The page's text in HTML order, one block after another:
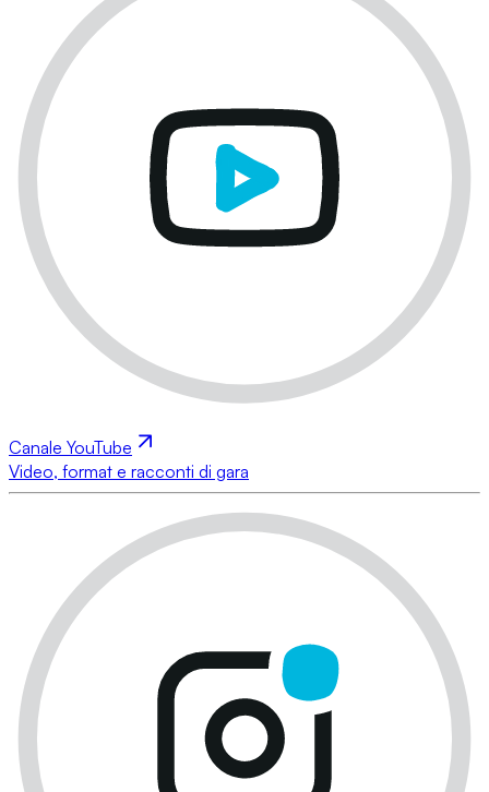
Canale YouTube
Video, format e racconti di gara